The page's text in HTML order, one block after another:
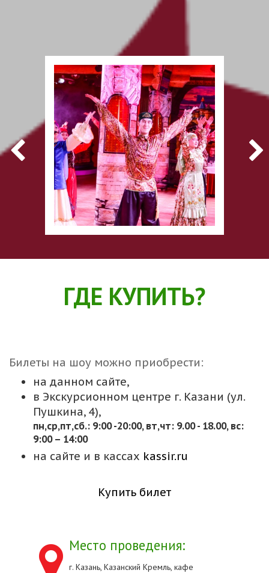
ГДЕ КУПИТЬ?
Билеты на шоу можно приобрести:
на данном сайте,
в Экскурсионном центре г. Казани (ул.
Пушкина, 4),
пн,cр,пт,сб.: 9:00 -20:00, вт,чт: 9.00 - 18.00, вс:
9:00 – 14:00
на сайте и в кассах kassir.ru
Купить билет
Место проведения:
г. Казань, Казанский Кремль, кафе